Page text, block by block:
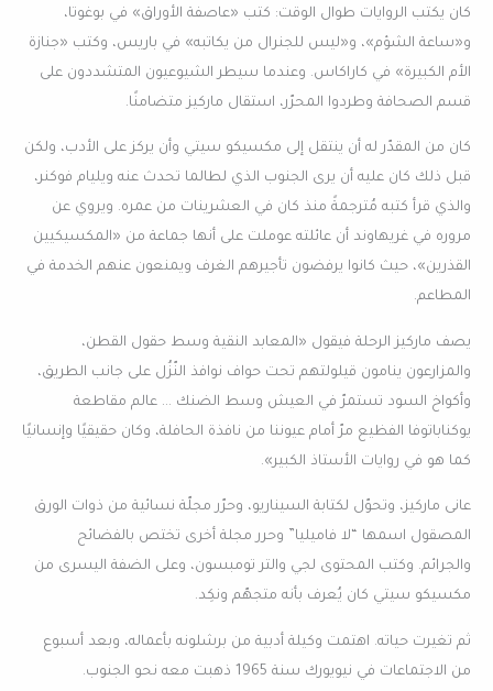
كان يكتب الروايات طوال الوقت: كتب «عاصفة الأوراق» في بوغوتا،
و«ساعة الشؤم»، و«ليس للجنرال من يكاتبه» في باريس، وكتب «جنازة
الأم الكبيرة» في كاراكاس. وعندما سيطر الشيوعيون المتشددون على
قسم الصحافة وطردوا المحرّر، استقال ماركيز متضامنًا.
كان من المقدّر له أن ينتقل إلى مكسيكو سيتي وأن يركز على الأدب، ولكن
قبل ذلك كان عليه أن يرى الجنوب الذي لطالما تحدث عنه ويليام فوكنر،
والذي قرأ كتبه مُترجمةً منذ كان في العشرينات من عمره. ويروي عن
مروره في غريهاوند أن عائلته عوملت على أنها جماعة من «المكسيكيين
القذرين»، حيث كانوا يرفضون تأجيرهم الغرف ويمنعون عنهم الخدمة في
المطاعم.
يصف ماركيز الرحلة فيقول «المعابد النقية وسط حقول القطن،
والمزارعون ينامون قيلولتهم تحت حواف نوافذ النّزُل على جانب الطريق،
وأكواخ السود تستمرّ في العيش وسط الضنك … عالم مقاطعة
يوكناباتوفا الفظيع مرّ أمام عيوننا من نافذة الحافلة، وكان حقيقيًا وإنسانيًا
كما هو في روايات الأستاذ الكبير».
عانى ماركيز، وتحوّل لكتابة السيناريو، وحرّر مجلّة نسائية من ذوات الورق
المصقول اسمها “لا فاميليا” وحرر مجلة أخرى تختص بالفضائح
والجرائم. وكتب المحتوى لجي والتر تومبسون، وعلى الضفة اليسرى من
مكسيكو سيتي كان يُعرف بأنه متجهّم ونكِد.
ثم تغيرت حياته. اهتمت وكيلة أدبية من برشلونه بأعماله، وبعد أسبوع
من الاجتماعات في نيويورك سنة 1965 ذهبت معه نحو الجنوب.